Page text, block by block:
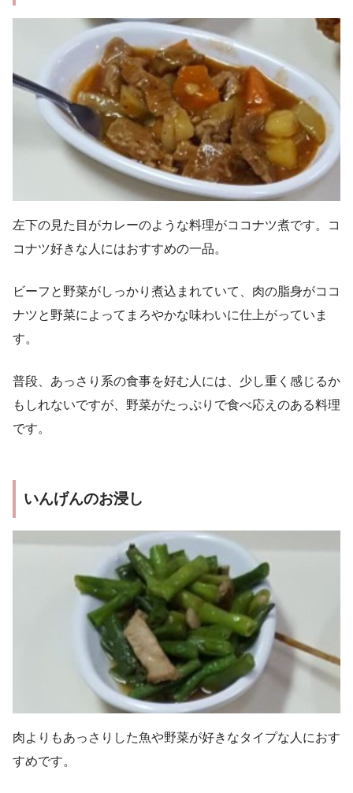
左下の見た目がカレーのような料理がココナツ煮です。コ
コナツ好きな人にはおすすめの一品。
ビーフと野菜がしっかり煮込まれていて、肉の脂身がココ
ナツと野菜によってまろやかな味わいに仕上がっていま
す。
普段、あっさり系の食事を好む人には、少し重く感じるか
もしれないですが、野菜がたっぷりで食べ応えのある料理
です。
いんげんのお浸し
肉よりもあっさりした魚や野菜が好きなタイプな人におす
すめです。